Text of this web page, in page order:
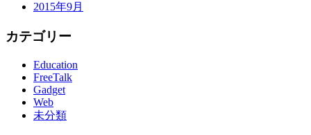
2015年9月
カテゴリー
Education
FreeTalk
Gadget
Web
未分類